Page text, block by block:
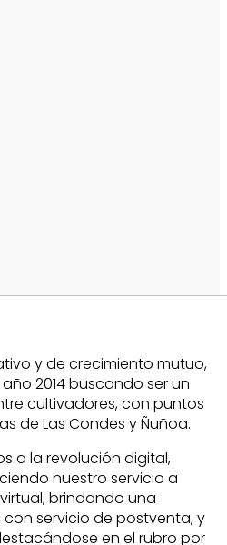
y de crecimiento mutuo,
2014 buscando ser un
cultivadores, con puntos
de Las Condes y Ñuñoa.
a la revolución digital,
nuestro servicio a
brindando una
servicio de postventa, y
en el rubro por